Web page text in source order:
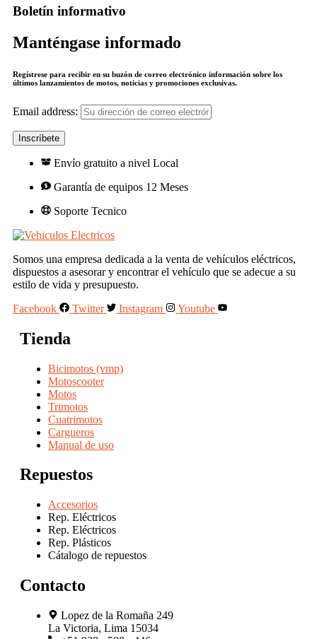
Boletín informativo
Manténgase informado
Regístrese para recibir en su buzón de correo electrónico información sobre los
últimos lanzamientos de motos, noticias y promociones exclusivas.
Email address:
Envío gratuito a nivel Local
Garantía de equipos 12 Meses
Soporte Tecnico
Somos una empresa dedicada a la venta de vehículos eléctricos,
dispuestos a asesorar y encontrar el vehículo que se adecue a su
estilo de vida y presupuesto.
Facebook
Twitter Instagram Youtube
Tienda
Bicimotos (vmp)
Motoscooter
Motos
Trimotos
Cuatrimotos
Cargueros
Manual de uso
Repuestos
Accesorios
Rep. Eléctricos
Rep. Eléctricos
Rep. Plásticos
Cátalogo de repuestos
Contacto
Lopez de la Romaña 249
La Victoria, Lima 15034